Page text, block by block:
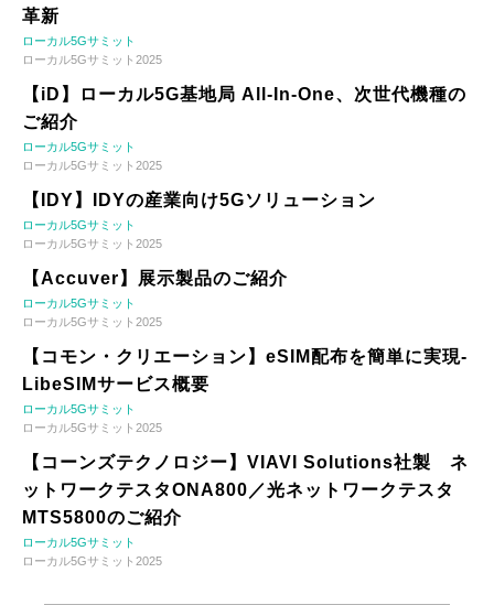
革新
ローカル5Gサミット
ローカル5Gサミット2025
【iD】ローカル5G基地局 All-In-One、次世代機種の
ご紹介
ローカル5Gサミット
ローカル5Gサミット2025
【IDY】IDYの産業向け5Gソリューション
ローカル5Gサミット
ローカル5Gサミット2025
【Accuver】展示製品のご紹介
ローカル5Gサミット
ローカル5Gサミット2025
【コモン・クリエーション】eSIM配布を簡単に実現-
LibeSIMサービス概要
ローカル5Gサミット
ローカル5Gサミット2025
【コーンズテクノロジー】VIAVI Solutions社製 ネ
ットワークテスタONA800／光ネットワークテスタ
MTS5800のご紹介
ローカル5Gサミット
ローカル5Gサミット2025